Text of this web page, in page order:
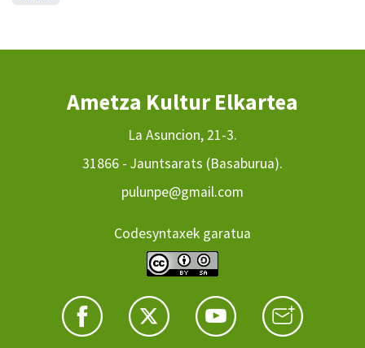
Ametza Kultur Elkartea
La Asuncion, 21-3.
31866 - Jauntsarats (Basaburua).
pulunpe@gmail.com
Codesyntaxek garatua